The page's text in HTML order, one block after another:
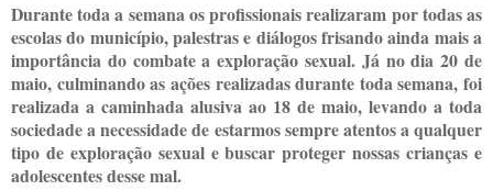
Durante toda a semana os profissionais realizaram por todas as
escolas do município, palestras e diálogos frisando ainda mais a
importância do combate a exploração sexual. Já no dia 20 de
maio, culminando as ações realizadas durante toda semana, foi
realizada a caminhada alusiva ao 18 de maio, levando a toda
sociedade a necessidade de estarmos sempre atentos a qualquer
tipo de exploração sexual e buscar proteger nossas crianças e
adolescentes desse mal.